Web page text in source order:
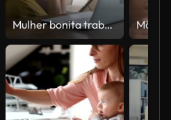
Mulher bonita trabalhando em casa usando seu laptop e em um telefonema enquanto carregava seu bebê